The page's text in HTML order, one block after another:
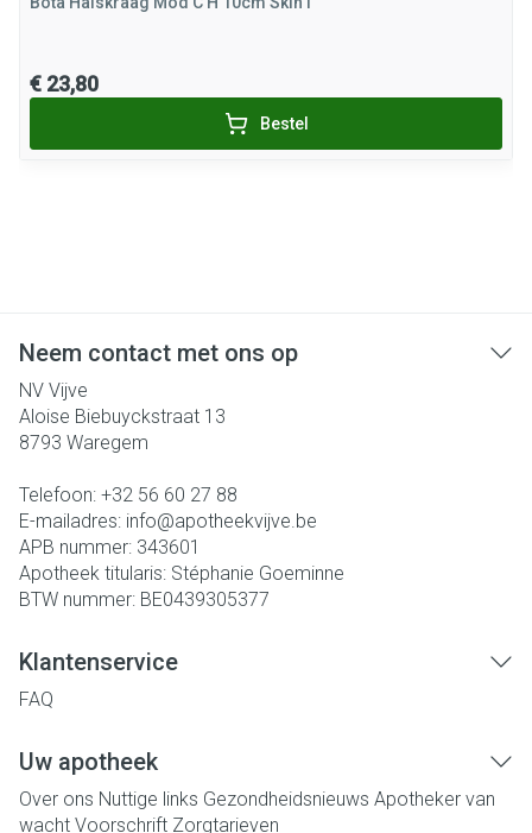
€ 23,80
Bestel
Neem contact met ons op
NV Vijve
Aloise Biebuyckstraat 13
8793 Waregem
Telefoon: +32 56 60 27 88
E-mailadres: info@apotheekvijve.be
APB nummer: 343601
Apotheek titularis: Stéphanie Goeminne
BTW nummer: BE0439305377
Klantenservice
FAQ
Uw apotheek
Over ons Nuttige links Gezondheidsnieuws Apotheker van
wacht Voorschrift Zorgtarieven